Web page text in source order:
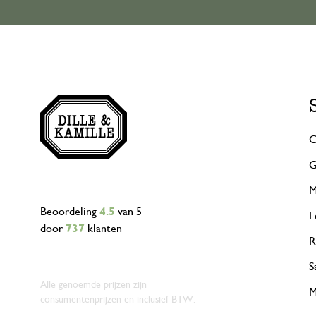
Beoordeling 4.5 van 5
door 737 klanten
Alle genoemde prijzen zijn
consumentenprijzen en inclusief BTW.